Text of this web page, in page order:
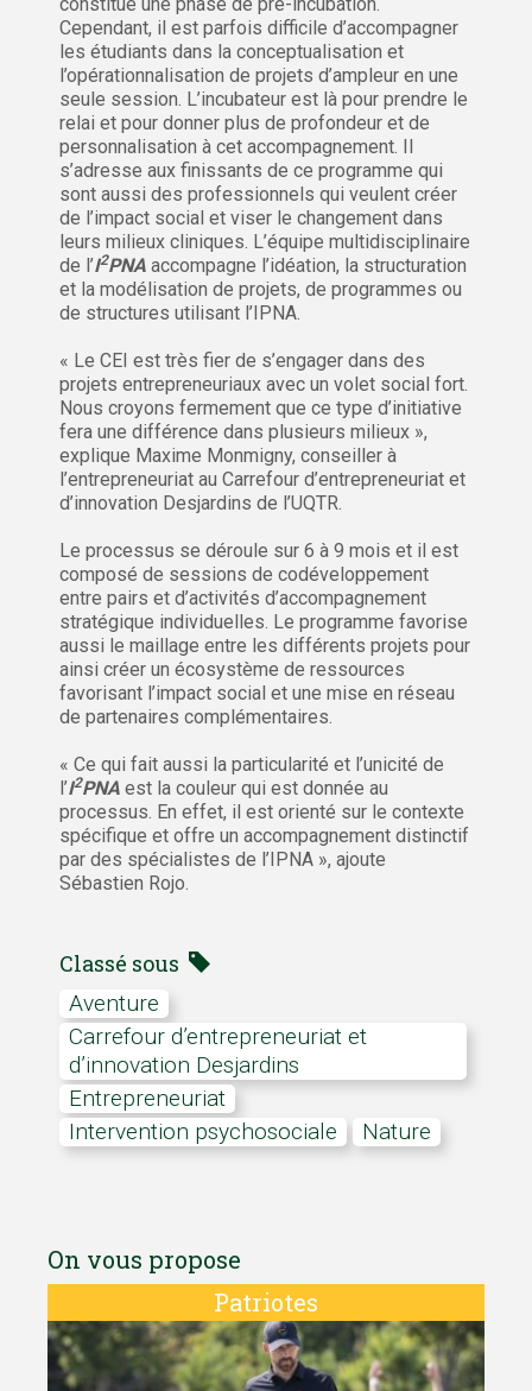
Cependant, il est parfois difficile d’accompagner
les étudiants dans la conceptualisation et
l’opérationnalisation de projets d’ampleur en une
seule session. L’incubateur est là pour prendre le
relai et pour donner plus de profondeur et de
personnalisation à cet accompagnement. Il
s’adresse aux finissants de ce programme qui
sont aussi des professionnels qui veulent créer
de l’impact social et viser le changement dans
leurs milieux cliniques. L’équipe multidisciplinaire
de l’I2PNA accompagne l’idéation, la structuration
et la modélisation de projets, de programmes ou
de structures utilisant l’IPNA.
« Le CEI est très fier de s’engager dans des
projets entrepreneuriaux avec un volet social fort.
Nous croyons fermement que ce type d’initiative
fera une différence dans plusieurs milieux »,
explique Maxime Monmigny, conseiller à
l’entrepreneuriat au Carrefour d’entrepreneuriat et
d’innovation Desjardins de l’UQTR.
Le processus se déroule sur 6 à 9 mois et il est
composé de sessions de codéveloppement
entre pairs et d’activités d’accompagnement
stratégique individuelles. Le programme favorise
aussi le maillage entre les différents projets pour
ainsi créer un écosystème de ressources
favorisant l’impact social et une mise en réseau
de partenaires complémentaires.
« Ce qui fait aussi la particularité et l’unicité de
l’I2PNA est la couleur qui est donnée au
processus. En effet, il est orienté sur le contexte
spécifique et offre un accompagnement distinctif
par des spécialistes de l’IPNA », ajoute
Sébastien Rojo.
Classé sous
aventure
Carrefour d’entrepreneuriat et
d’innovation Desjardins
Entrepreneuriat
intervention psychosociale
nature
On vous propose
Patriotes